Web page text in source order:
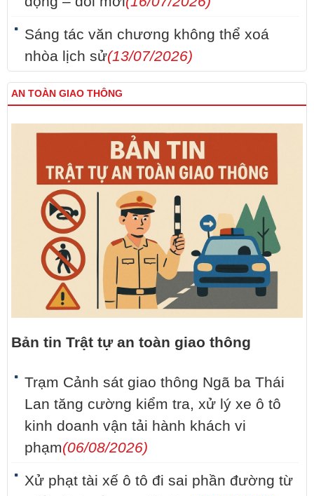
Sáng tác văn chương không thể xoá
nhòa lịch sử(13/07/2026)
AN TOÀN GIAO THÔNG
Bản tin Trật tự an toàn giao thông
Trạm Cảnh sát giao thông Ngã ba Thái
Lan tăng cường kiểm tra, xử lý xe ô tô
kinh doanh vận tải hành khách vi
phạm(06/08/2026)
Xử phạt tài xế ô tô đi sai phần đường từ